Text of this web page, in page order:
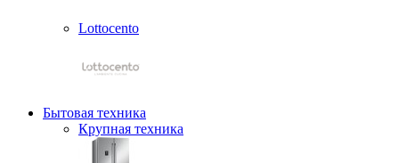
Lottocento
Бытовая техника
Крупная техника